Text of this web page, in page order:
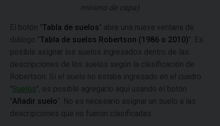
mínimo de capa)
El botón "Tabla de suelos" abre una nueva ventana de
diálogo "Tabla de suelos Robertson (1986 o 2010)". Es
posible asignar los suelos ingresados dentro de las
descripciones de los suelos según la clasificación de
Robertson. Si el suelo no estaba ingresado en el cuadro
"Suelos", es posible agregarlo aquí usando el botón
"Añadir suelo". No es necesario asignar un suelo a las
descripciones que no fueron clasificadas.